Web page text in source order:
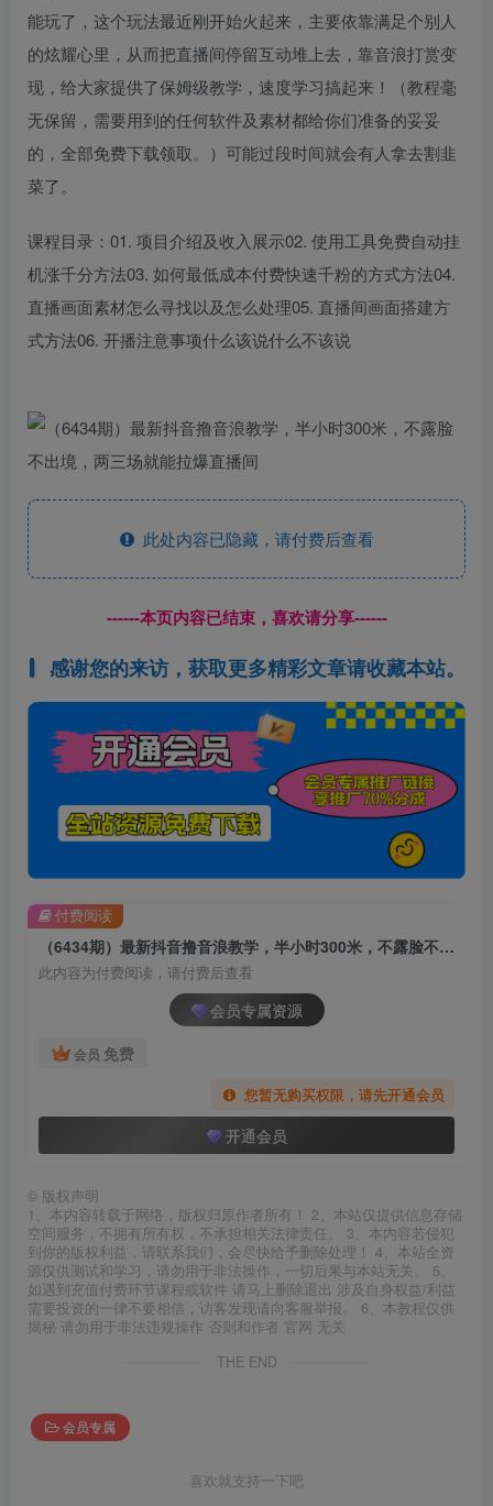
能玩了，这个玩法最近刚开始火起来，主要依靠满足个别人
的炫耀心里，从而把直播间停留互动堆上去，靠音浪打赏变
现，给大家提供了保姆级教学，速度学习搞起来！（教程毫
无保留，需要用到的任何软件及素材都给你们准备的妥妥
的，全部免费下载领取。）可能过段时间就会有人拿去割韭
菜了。
课程目录：01. 项目介绍及收入展示02. 使用工具免费自动挂
机涨千分方法03. 如何最低成本付费快速千粉的方式方法04.
直播画面素材怎么寻找以及怎么处理05. 直播间画面搭建方
式方法06. 开播注意事项什么该说什么不该说
此处内容已隐藏，请付费后查看
------本页内容已结束，喜欢请分享------
感谢您的来访，获取更多精彩文章请收藏本站。
（6434期）最新抖音撸音浪教学，半小时300米，不露脸不出境，两三场就能拉爆直播间
此内容为付费阅读，请付费后查看
会员专属资源
会员 免费
您暂无购买权限，请先开通会员
开通会员
付费阅读
© 版权声明
1、本内容转载于网络，版权归原作者所有！ 2、本站仅提供信息存储
空间服务，不拥有所有权，不承担相关法律责任。 3、本内容若侵犯
到你的版权利益，请联系我们，会尽快给予删除处理！ 4、本站全资
源仅供测试和学习，请勿用于非法操作，一切后果与本站无关。 5、
如遇到充值付费环节课程或软件 请马上删除退出 涉及自身权益/利益
需要投资的一律不要相信，访客发现请向客服举报。 6、本教程仅供
揭秘 请勿用于非法违规操作 否则和作者 官网 无关
THE END
会员专属
喜欢就支持一下吧